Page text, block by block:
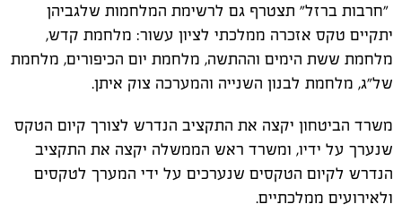
"חרבות ברזל" תצטרף גם לרשימת המלחמות שלגביהן
יתקיים טקס אזכרה ממלכתי לציון עשור: מלחמת קדש,
מלחמת ששת הימים וההתשה, מלחמת יום הכיפורים, מלחמת
של"ג, מלחמת לבנון השנייה והמערכה צוק איתן.
משרד הביטחון יקצה את התקציב הנדרש לצורך קיום הטקס
שנערך על ידיו, ומשרד ראש הממשלה יקצה את התקציב
הנדרש לקיום הטקסים שנערכים על ידי המערך לטקסים
ולאירועים ממלכתיים.